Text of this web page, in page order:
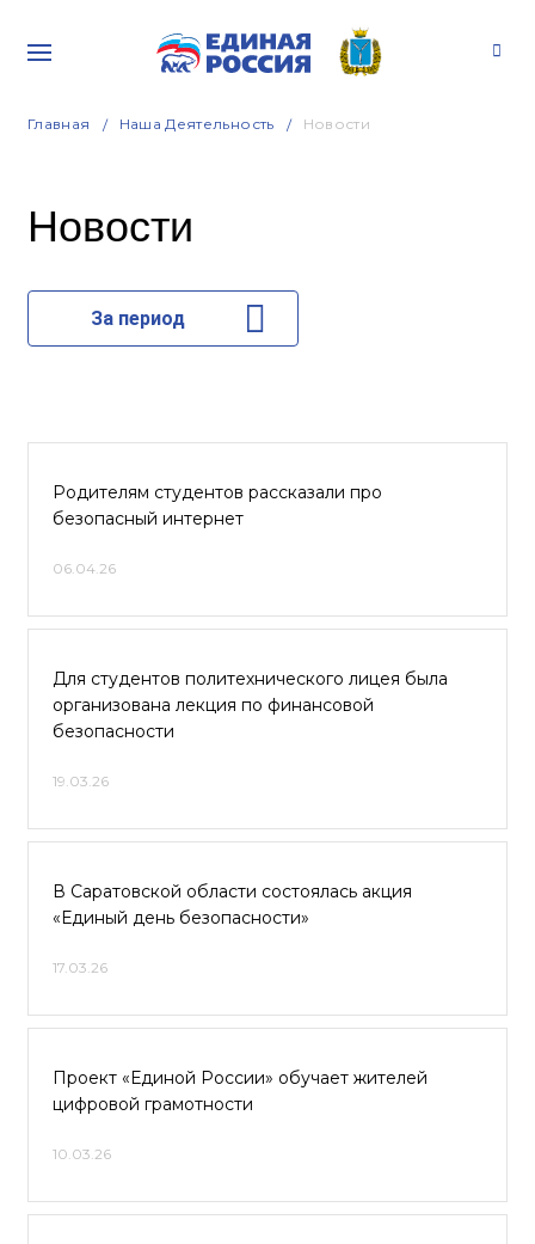
Главная Наша Деятельность Новости
Новости
За период
Родителям студентов рассказали про
безопасный интернет
06.04.26
Для студентов политехнического лицея была
организована лекция по финансовой
безопасности
19.03.26
В Саратовской области состоялась акция
«Единый день безопасности»
17.03.26
Проект «Единой России» обучает жителей
цифровой грамотности
10.03.26